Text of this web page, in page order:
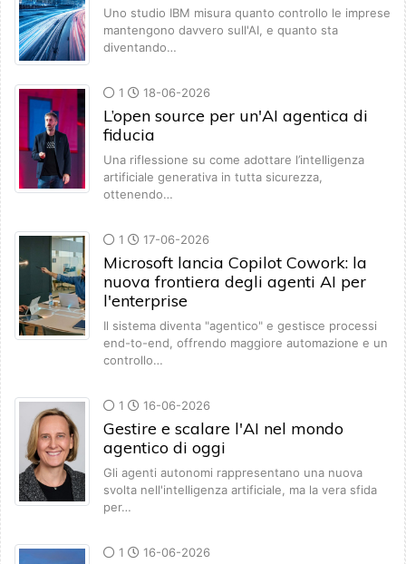
Uno studio IBM misura quanto controllo le imprese
mantengono davvero sull'AI, e quanto sta
diventando…
1 18-06-2026
L’open source per un'AI agentica di
fiducia
Una riflessione su come adottare l’intelligenza
artificiale generativa in tutta sicurezza,
ottenendo…
1 17-06-2026
Microsoft lancia Copilot Cowork: la
nuova frontiera degli agenti AI per
l'enterprise
Il sistema diventa "agentico" e gestisce processi
end-to-end, offrendo maggiore automazione e un
controllo…
1 16-06-2026
Gestire e scalare l'AI nel mondo
agentico di oggi
Gli agenti autonomi rappresentano una nuova
svolta nell'intelligenza artificiale, ma la vera sfida
per…
1 16-06-2026